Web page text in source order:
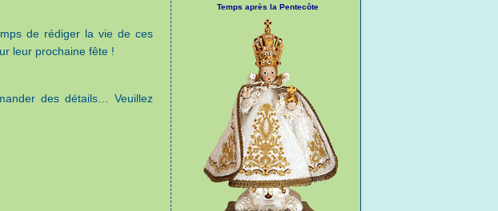
de rédiger la vie de ces
leur prochaine fête !
des détails… Veuillez
Temps après la Pentecôte